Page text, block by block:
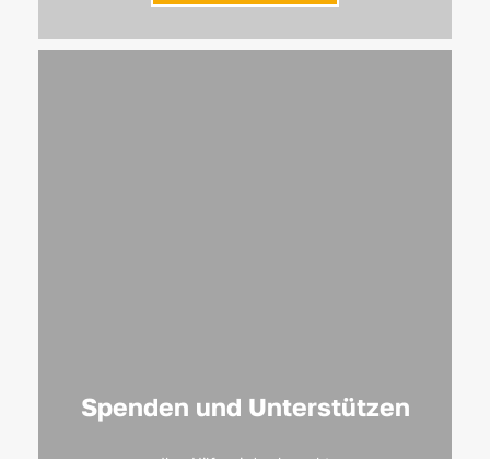
Spenden und Unterstützen